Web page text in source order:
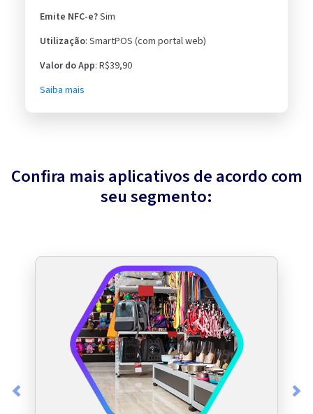
Emite NFC-e?Sim
Utilização: SmartPOS (com portal web)
Valor do App: R$39,90
Saiba mais
Confira mais aplicativos de acordo com
seu segmento:
Previous